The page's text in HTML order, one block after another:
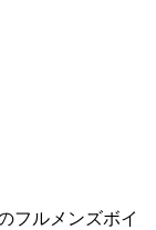
フルメンズボイ